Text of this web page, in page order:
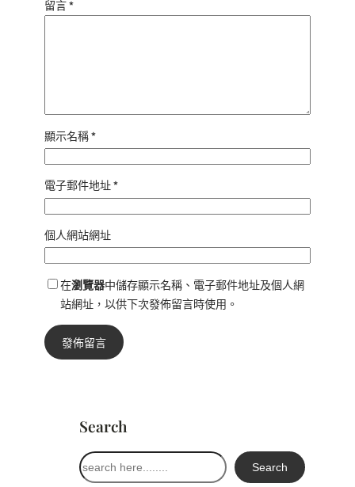
留言*
顯示名稱*
電子郵件地址*
個人網站網址
在瀏覽器中儲存顯示名稱、電子郵件地址及個人網
站網址，以供下次發佈留言時使用。
Search
搜
尋
Search